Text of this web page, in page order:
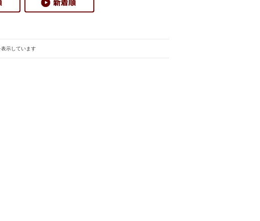
示しています